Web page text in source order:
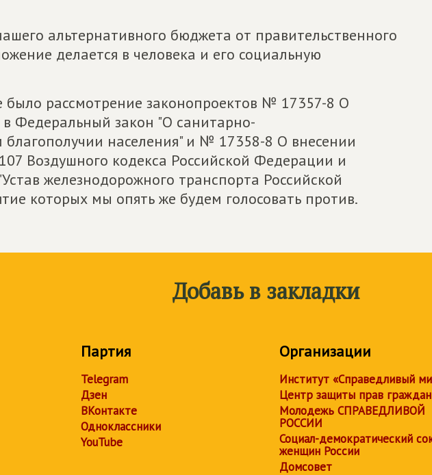
альтернативного бюджета от правительственного
делается в человека и его социальную
было рассмотрение законопроектов № 17357-8 О
Федеральный закон "О санитарно-
благополучии населения" и № 17358-8 О внесении
Воздушного кодекса Российской Федерации и
железнодорожного транспорта Российской
которых мы опять же будем голосовать против.
Добавь в закладки
Партия
Telegram
Дзен
ВКонтакте
Одноклассники
YouTube
Организации
Институт «Справедливый
Центр защиты прав граждан
Молодежь СПРАВЕДЛИВОЙ
РОССИИ
Социал-демократический
женщин России
Домсовет